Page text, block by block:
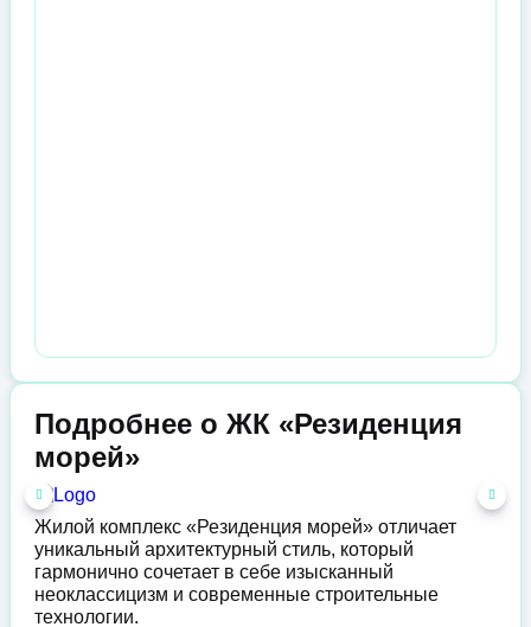
Подробнее о ЖК «Резиденция
морей»
Жилой комплекс «Резиденция морей» отличает
уникальный архитектурный стиль, который
гармонично сочетает в себе изысканный
неоклассицизм и современные строительные
технологии.